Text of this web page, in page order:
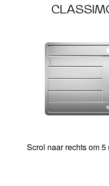
Scrol naar rechts om